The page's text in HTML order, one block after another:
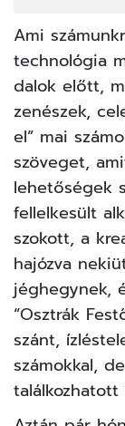
Ami
technológia
dalok előtt,
zenészek,
el” mai
szöveget,
lehetőségek
fellelkesült
szokott, a
hajózva
jéghegynek,
“Osztrák
szánt,
számokkal,
találkozhatott